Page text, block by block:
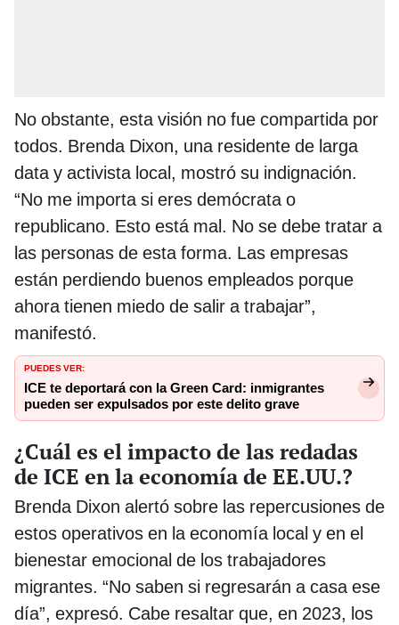
No obstante, esta visión no fue compartida por
todos. Brenda Dixon, una residente de larga
data y activista local, mostró su indignación.
“No me importa si eres demócrata o
republicano. Esto está mal. No se debe tratar a
las personas de esta forma. Las empresas
están perdiendo buenos empleados porque
ahora tienen miedo de salir a trabajar”,
manifestó.
PUEDES VER:
ICE te deportará con la Green Card: inmigrantes
pueden ser expulsados por este delito grave
¿Cuál es el impacto de las redadas
de ICE en la economía de EE.UU.?
Brenda Dixon alertó sobre las repercusiones de
estos operativos en la economía local y en el
bienestar emocional de los trabajadores
migrantes. “No saben si regresarán a casa ese
día”, expresó. Cabe resaltar que, en 2023, los